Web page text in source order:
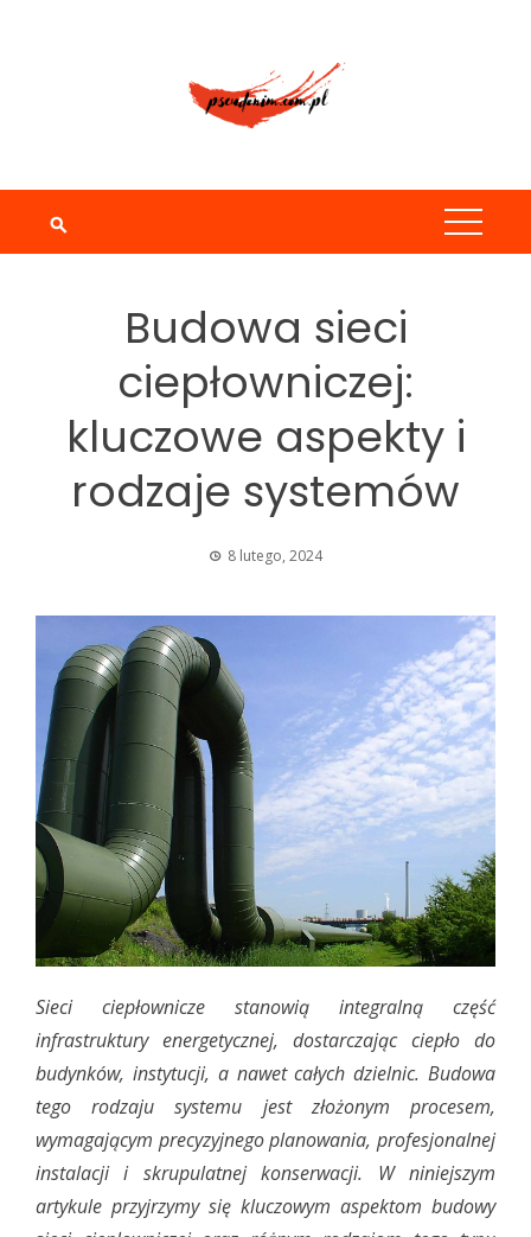
Budowa sieci
ciepłowniczej:
kluczowe aspekty i
rodzaje systemów
8 lutego, 2024
Sieci ciepłownicze stanowią integralną część
infrastruktury energetycznej, dostarczając ciepło do
budynków, instytucji, a nawet całych dzielnic. Budowa
tego rodzaju systemu jest złożonym procesem,
wymagającym precyzyjnego planowania, profesjonalnej
instalacji i skrupulatnej konserwacji. W niniejszym
artykule przyjrzymy się kluczowym aspektom budowy